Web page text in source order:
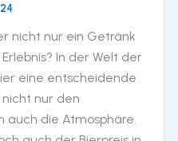
nicht nur ein Getränk
In der Welt der
eine entscheidende
nicht nur den
auch die Atmosphäre.